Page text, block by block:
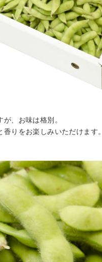
、お味は格別。
香りをお楽しみいただけます。